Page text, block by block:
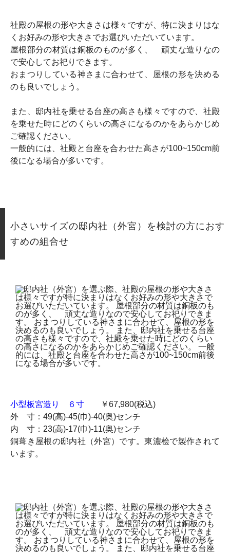
社殿の屋根の形や大きさは様々ですが、特に決まりはな
くお好みの形や大きさでお選びいただいています。
屋根部分の材質は銅板のものが多く、 頑丈な造りなの
で安心してお祀りできます。
おまつりしている神さまに合わせて、屋根の形を決める
のも良いでしょう。
また、邸内社を乗せる台座の高さも様々ですので、社殿
を乗せた時にどのくらいの高さになるのかをあらかじめ
ご確認ください。
一般的には、社殿と台座を合わせた高さが100~150cm前
後になる場合が多いです。
小さいサイズの邸内社（外宮）を検討の方におす
すめの組合せ
小型板宮造り ６寸 ￥67,980(税込)
外 寸：49(高)-45(巾)-40(奥)センチ
内 寸：23(高)-17(巾)-11(奥)センチ
銅葺き屋根の邸内社（外宮）です。東濃桧で製作されて
います。